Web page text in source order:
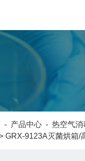
- 产品中心 -热空气消
GRX-9123A灭菌烘箱/